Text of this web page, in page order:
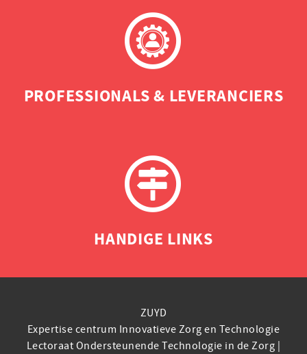
PROFESSIONALS & LEVERANCIERS
HANDIGE LINKS
ZUYD
Expertise centrum Innovatieve Zorg en Technologie
Lectoraat Ondersteunende Technologie in de Zorg |